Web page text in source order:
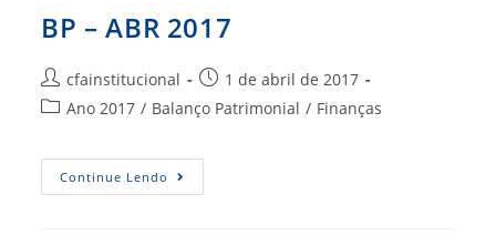
BP – ABR 2017
Autor
do
cfainstitucional
Post
publicado:
1 de abril de 2017
Categoria
post:
Ano 2017 / Balanço Patrimonial / Finanças
Continue Lendo BP
–